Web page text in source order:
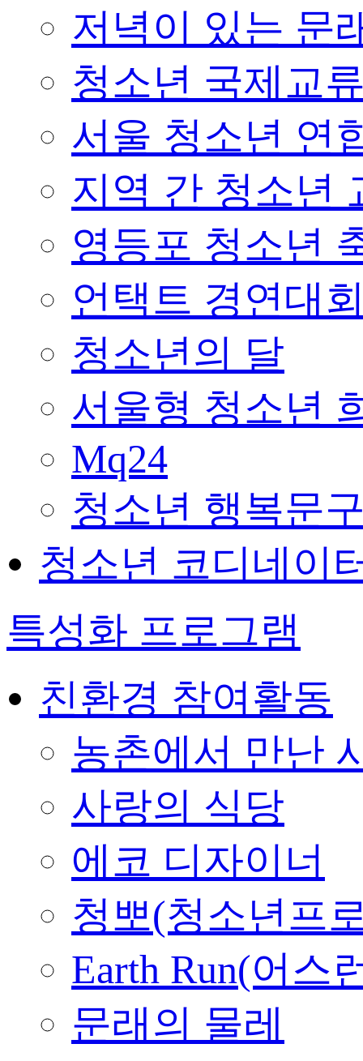
저녁이 있는 문
청소년 국제교
서울 청소년 연
지역 간 청소년
영등포 청소년
언택트 경연대
청소년의 달
서울형 청소년
Mq24
청소년 행복문
청소년 코디네이
특성화 프로그램
친환경 참여활동
농촌에서 만난
사랑의 식당
에코 디자이너
청뽀(청소년프
Earth Run(어스
문래의 물레